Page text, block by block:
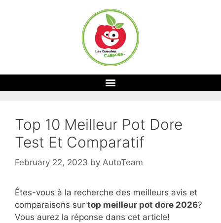
Top 10 Meilleur Pot Dore
Test Et Comparatif
February 22, 2023 by AutoTeam
Êtes-vous à la recherche des meilleurs avis et
comparaisons sur top meilleur pot dore 2026?
Vous aurez la réponse dans cet article!